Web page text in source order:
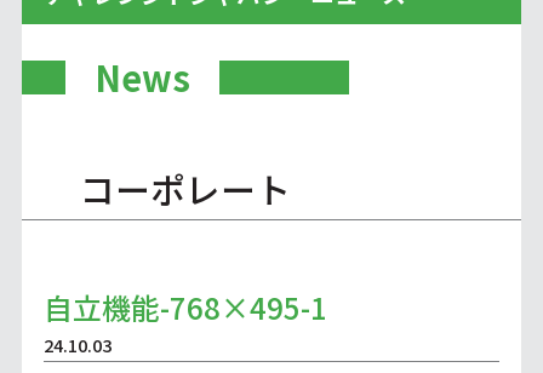
News
コーポレート
自立機能-768×495-1
24.10.03